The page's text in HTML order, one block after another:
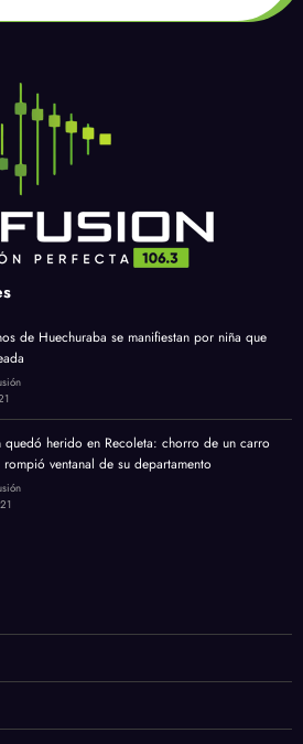
de Huechuraba se manifiestan por niña que
quedó herido en Recoleta: chorro de un carro
rompió ventanal de su departamento